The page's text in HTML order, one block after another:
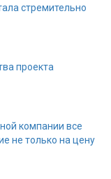
стремительно
проекта
компании все
не только на цену